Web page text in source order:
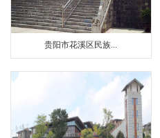
贵阳市花溪区民族...